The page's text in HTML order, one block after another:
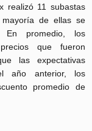
realizó 11 subastas
de ellas se
En promedio, los
que fueron
las expectativas
año anterior, los
promedio de